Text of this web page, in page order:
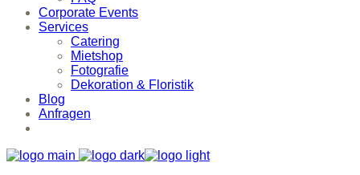
Corporate Events
Services
Catering
Mietshop
Fotografie
Dekoration & Floristik
Blog
Anfragen